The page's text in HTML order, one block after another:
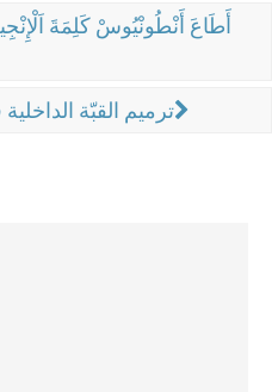
أَطَاعَ أَنْطُونْيُوسْ كَلِمَةَ
ترميم القبّة